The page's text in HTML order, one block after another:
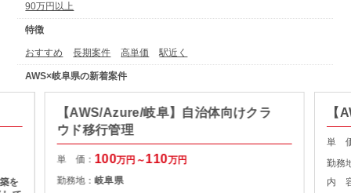
90万円以上
特徴
おすすめ 長期案件 高単価 駅近く
AWS×岐阜県の新着案件
を
【AWS/Azure/岐阜】自治体向けクラ
ウド移行管理
単 価： 100万円～110万円
勤務地：岐阜県
【
単
勤務
内